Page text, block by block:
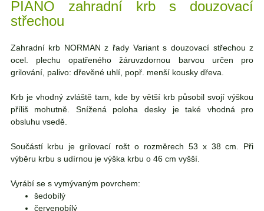
PIANO zahradní krb s douzovací
střechou
Zahradní krb NORMAN z řady Variant s douzovací střechou z
ocel. plechu opatřeného žáruvzdornou barvou určen pro
grilování, palivo: dřevěné uhlí, popř. menší kousky dřeva.
Krb je vhodný zvláště tam, kde by větší krb působil svojí výškou
příliš mohutně. Snížená poloha desky je také vhodná pro
obsluhu vsedě.
Součástí krbu je grilovací rošt o rozměrech 53 x 38 cm. Při
výběru krbu s udírnou je výška krbu o 46 cm vyšší.
Vyrábí se s vymývaným povrchem:
šedobílý
červenobílý